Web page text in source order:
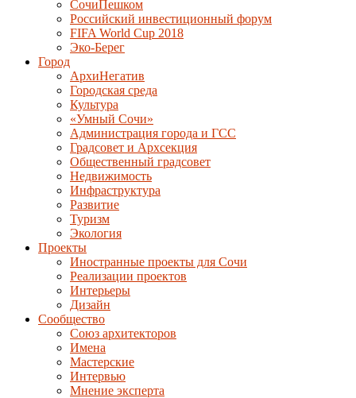
СочиПешком
Российский инвестиционный форум
FIFA World Cup 2018
Эко-Берег
Город
АрхиНегатив
Городская среда
Культура
«Умный Сочи»
Администрация города и ГСС
Градсовет и Архсекция
Общественный градсовет
Недвижимость
Инфраструктура
Развитие
Туризм
Экология
Проекты
Иностранные проекты для Сочи
Реализации проектов
Интерьеры
Дизайн
Сообщество
Союз архитекторов
Имена
Мастерские
Интервью
Мнение эксперта